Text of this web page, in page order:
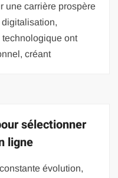
une carrière prospère
technologique ont
créant
sélectionner
ligne
évolution,